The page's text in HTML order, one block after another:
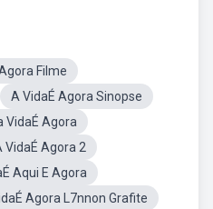
Filme
A VidaÉ Agora Sinopse
VidaÉ Agora
VidaÉ Agora 2
Aqui E Agora
Agora L7nnon Grafite